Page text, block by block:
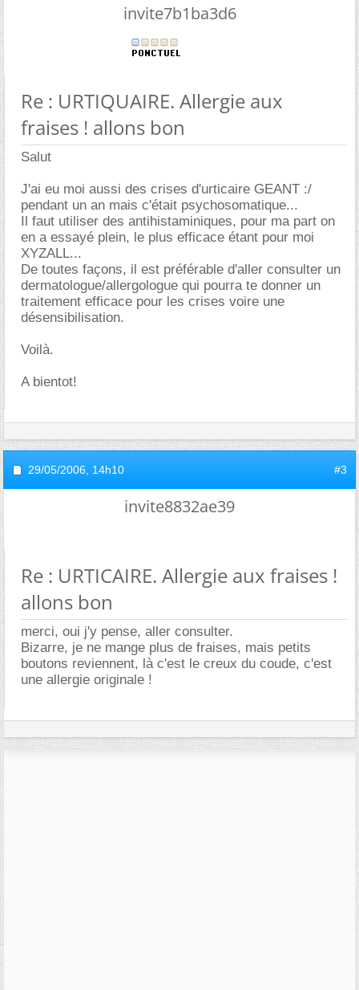
invite7b1ba3d6
Re : URTIQUAIRE. Allergie aux
fraises ! allons bon
Salut
J'ai eu moi aussi des crises d'urticaire GEANT :/
pendant un an mais c'était psychosomatique...
Il faut utiliser des antihistaminiques, pour ma part on
en a essayé plein, le plus efficace étant pour moi
XYZALL...
De toutes façons, il est préférable d'aller consulter un
dermatologue/allergologue qui pourra te donner un
traitement efficace pour les crises voire une
désensibilisation.
Voilà.
A bientot!
29/05/2006, 14h10 #3
invite8832ae39
Re : URTICAIRE. Allergie aux fraises !
allons bon
merci, oui j'y pense, aller consulter.
Bizarre, je ne mange plus de fraises, mais petits
boutons reviennent, là c'est le creux du coude, c'est
une allergie originale !